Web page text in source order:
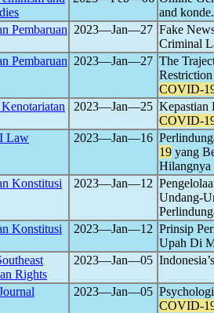
and
Pembaruan 2023―Jan―27 Fake
Criminal
Pembaruan 2023―Jan―27 The
COVID-
2023―Jan―25 Kepastian
COVID-
Law
2023―Jan―16
19 yang
Hilangnya
Konstitusi 2023―Jan―12
Undang-
Konstitusi 2023―Jan―12 Prinsip
Upah Di
Rights
2023―Jan―05
2023―Jan―05
COVID-